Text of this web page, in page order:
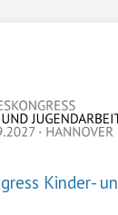
Kinder-